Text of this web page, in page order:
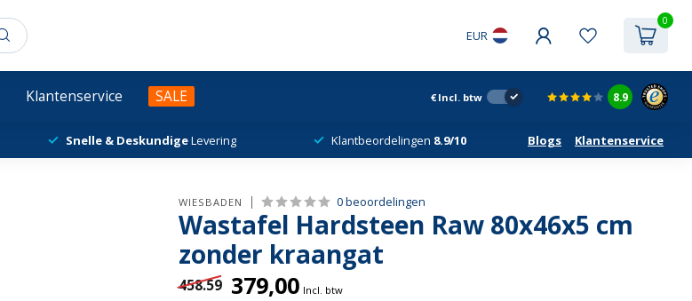
EUR
0
Klantenservice SALE € Incl. btw 8.9
Snelle & DeskundigeLevering Klantbeordelingen 8.9/10 Blogs Klantenservice
WIESBADEN 0 beoordelingen
Wastafel Hardsteen Raw 80x46x5 cm
zonder kraangat
458.59 379,00 Incl. btw